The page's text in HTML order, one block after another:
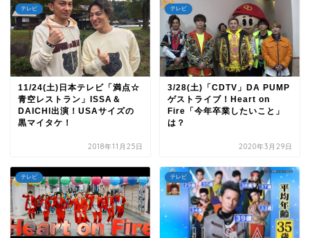
テレビ
11/24(土)日本テレビ「満点☆
青空レストラン」ISSA＆
DAICHI出演！USAサイズの
黒マイタケ！
2018年11月25日
テレビ
3/28(土)「CDTV」DA PUMP
ゲストライブ！Heart on
Fire「今年卒業したいこと」
は？
2020年3月29日
テレビ テレビ